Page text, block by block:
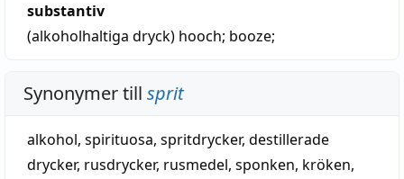
substantiv
(alkoholhaltiga dryck) hooch; booze;
Synonymer till sprit
alkohol, spirituosa, spritdrycker, destillerade
drycker, rusdrycker, rusmedel, sponken, kröken,